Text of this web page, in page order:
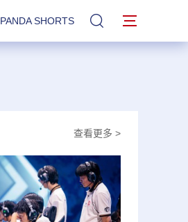
PANDA SHORTS 站內搜索
查看更多 >